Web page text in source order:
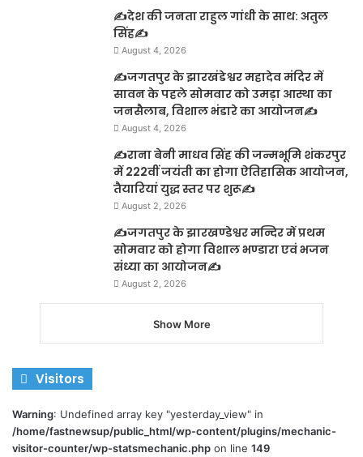
✍️देश की जनता राहुल गांधी के साथ: अतुल
सिंह✍️
August 4, 2026
✍️जगतपुर के झारखंडेश्वर महादेव मंदिर में
सावन के पहले सोमवार को उमड़ा आस्था का
जनसैलाब, विशाल भंडारे का आयोजन✍️
August 4, 2026
✍️राना बेनी माधव सिंह की जन्मभूमि शंकरपुर
में 222वीं जयंती का होगा ऐतिहासिक आयोजन,
तैयारियां युद्ध स्तर पर शुरू✍️
August 2, 2026
✍️जगतपुर के झारखण्डेश्वर मन्दिर में प्रथम
सोमवार को होगा विशाल भण्डारा एवं भजन
संध्या का आयोजन✍️
August 2, 2026
Show More
Visitors
Warning: Undefined array key "yesterday_view" in
/home/fastnewsup/public_html/wp-content/plugins/mechanic-
visitor-counter/wp-statsmechanic.php on line 149